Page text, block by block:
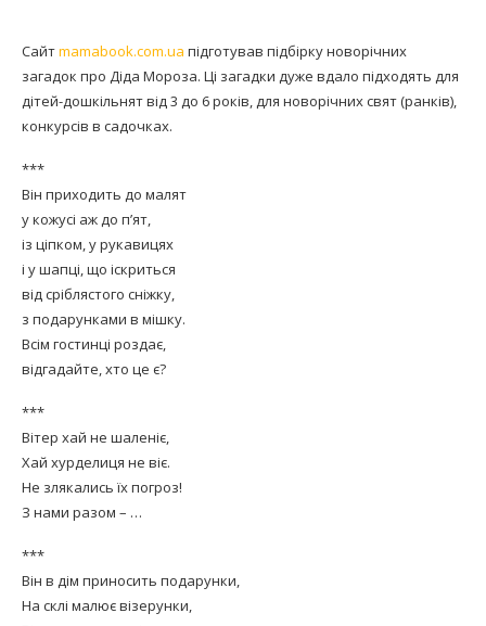
Сайтmamabook.com.ua підготував підбірку новорічних
загадок про Діда Мороза. Ці загадки дуже вдало підходять для
дітей-дошкільнят від 3 до 6 років, для новорічних свят (ранків),
конкурсів в садочках.
***
Він приходить до малят
у кожусі аж до п’ят,
із ціпком, у рукавицях
і у шапці, що іскриться
від сріблястого сніжку,
з подарунками в мішку.
Всім гостинці роздає,
відгадайте, хто це є?
***
Вітер хай не шаленіє,
Хай хурделиця не віє.
Не злякались їх погроз!
З нами разом – …
***
Він в дім приносить подарунки,
На склі малює візерунки,